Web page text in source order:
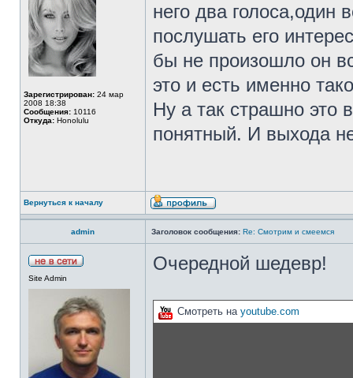
Зарегистрирован: 24 мар
2008 18:38
Сообщения: 10116
Откуда: Honolulu
него два голоса,один
послушать его
бы не произошло он
это и есть именно
Ну а так страшно это
понятный. И выхода
Вернуться к началу
admin Заголовок сообщения: Re: Смотрим и смеемся
Site Admin
Очередной шедевр!
Смотреть на youtube.com